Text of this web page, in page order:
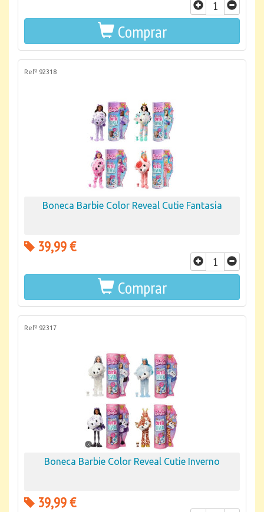
Comprar
Refª 92318
Boneca Barbie Color Reveal Cutie Fantasia
39,99 €
Comprar
Refª 92317
Boneca Barbie Color Reveal Cutie Inverno
39,99 €